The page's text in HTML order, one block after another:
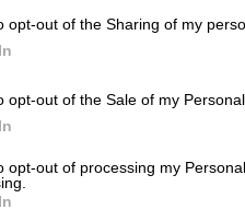
opt-out of the Sharing of my
opt-out of the Sale of my Personal
opt-out of processing my
προκαλέσει στα
κυβερνητική
Οικονομία|